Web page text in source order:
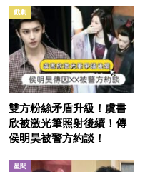
戲劇
雙方粉絲矛盾升級！虞書
欣被激光筆照射後續！傳
侯明昊被警方約談！
星聞